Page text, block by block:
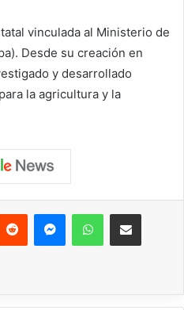
vinculada al Ministerio de
Desde su creación en
y desarrollado
la agricultura y la
Reddit MessengerWhatsAppCompartir vía correo